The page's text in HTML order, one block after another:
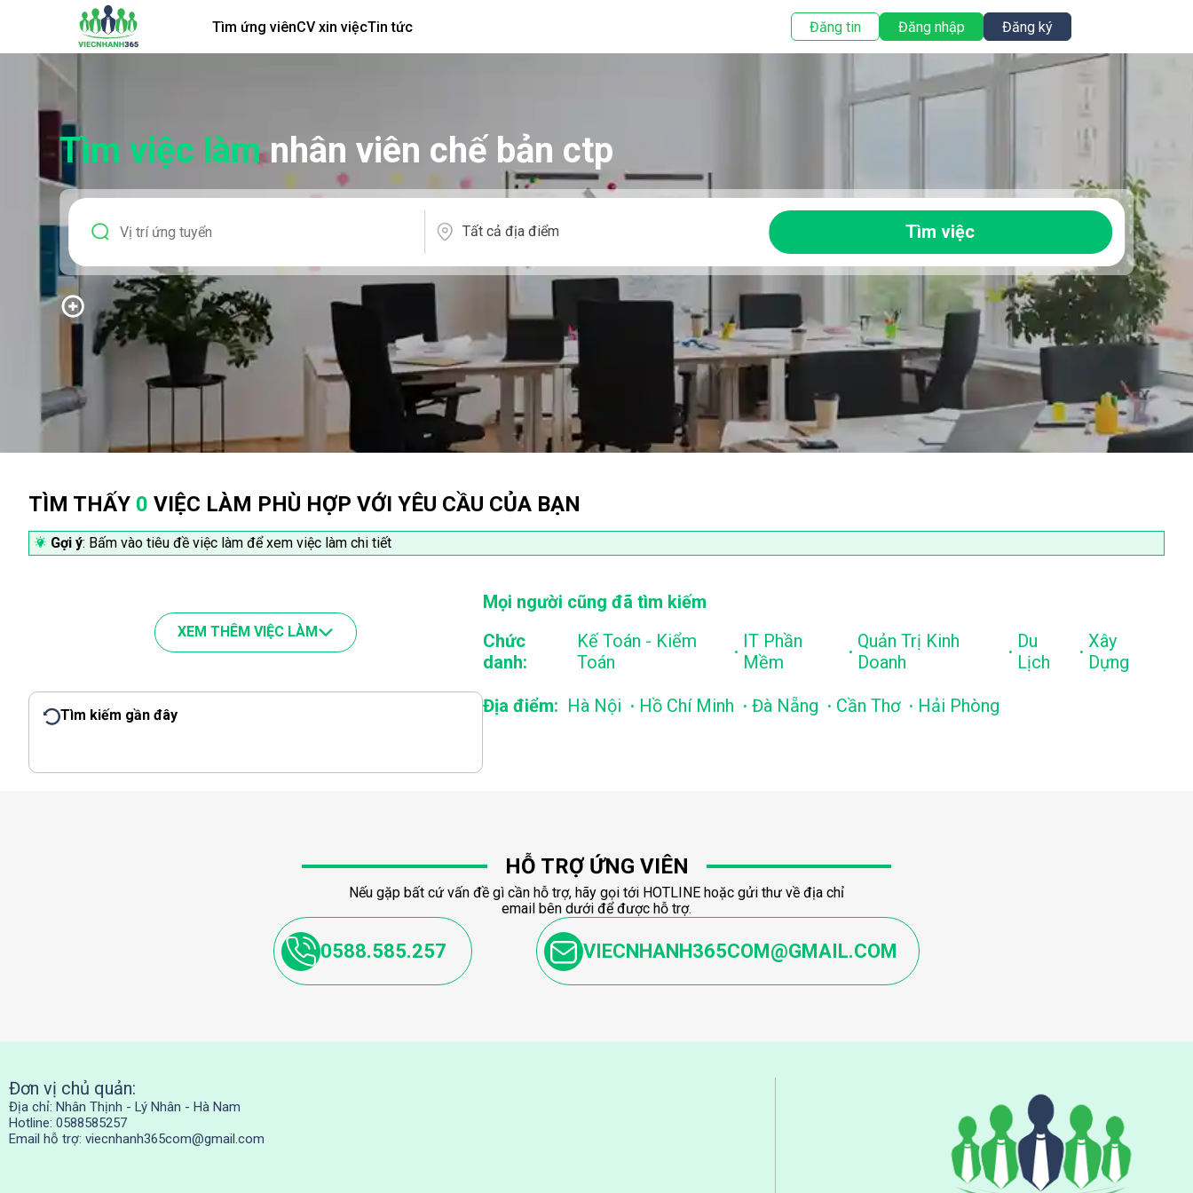
Tìm ứng viênCV xin việcTin tức Đăng tin Đăng nhập Đăng ký
Tìm việc làmnhân viên chế bản ctp
Tất cả địa điểm Tìm việc
TÌM THẤY 0 VIỆC LÀM PHÙ HỢP VỚI YÊU CẦU CỦA BẠN
Gợi ý: Bấm vào tiêu đề việc làm để xem việc làm chi tiết
XEM THÊM VIỆC LÀM
Tìm kiếm gần đây
Mọi người cũng đã tìm kiếm
Chức
danh:
Kế Toán - Kiểm
Toán
. IT Phần
Mềm
. Quản Trị Kinh
Doanh
. Du
Lịch
. Xây
Dựng
Địa điểm: Hà Nội . Hồ Chí Minh . Đà Nẵng . Cần Thơ . Hải Phòng
HỖ TRỢ ỨNG VIÊN
Nếu gặp bất cứ vấn đề gì cần hỗ trợ, hãy gọi tới HOTLINE hoặc gửi thư về địa chỉ
email bên dưới để được hỗ trợ.
0588.585.257 VIECNHANH365COM@GMAIL.COM
Đơn vị chủ quản:
Địa chỉ: Nhân Thịnh - Lý Nhân - Hà Nam
Hotline: 0588585257
Email hỗ trợ: viecnhanh365com@gmail.com